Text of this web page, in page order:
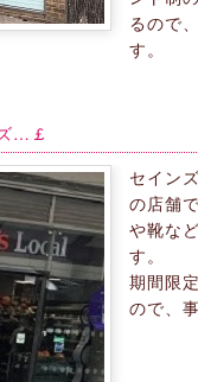
るので
す。
…￡
セイン
の店舗
や靴な
す。
期間限
ので、